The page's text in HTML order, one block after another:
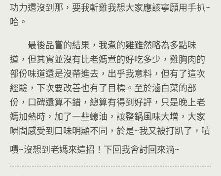
功力還沒到那，要我斬雞我想大家應該寧願用手扒~
哈。
最後品嘗的結果，我煮的雞雖然略為多點味
道，但其實並沒有比老媽煮的好吃多少，雞胸肉的
部份味道還是沒帶進去，出乎我意料，但有了這次
經驗，下次要改善也有了目標。至於滷白菜的部
份，口碑還算不錯，總算有得到好評，只是晚上老
媽加熱時，加了一些蠔油，讓整鍋風味大增，大家
瞬間感受到口味明顯不同，於是~我又被打趴了，嘖
嘖~沒想到老媽來這招！下回我會討回來滴~